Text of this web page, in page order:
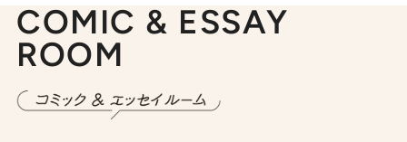
COMIC & ESSAY
ROOM